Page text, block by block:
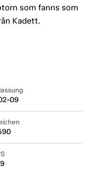
som fanns som
Kadett.
09